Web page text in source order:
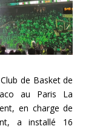
de Basket de
au Paris La
en charge de
a installé 16